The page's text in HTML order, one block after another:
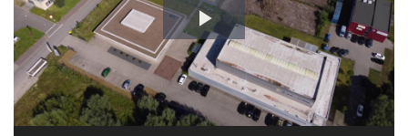
Video
abspielen